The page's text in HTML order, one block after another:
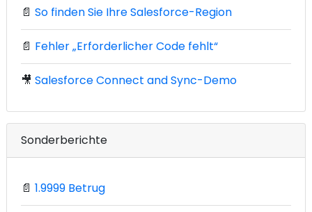
📄 So finden Sie Ihre Salesforce-Region
📄 Fehler „Erforderlicher Code fehlt“
🎥 Salesforce Connect and Sync-Demo
Sonderberichte
📄 1.9999 Betrug